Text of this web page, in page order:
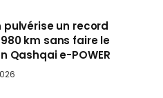
pulvérise un record
980 km sans faire le
Qashqai e-POWER